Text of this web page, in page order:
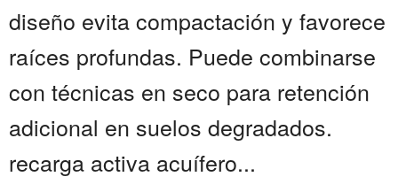
diseño evita compactación y favorece
raíces profundas. Puede combinarse
con técnicas en seco para retención
adicional en suelos degradados.
recarga activa acuífero...